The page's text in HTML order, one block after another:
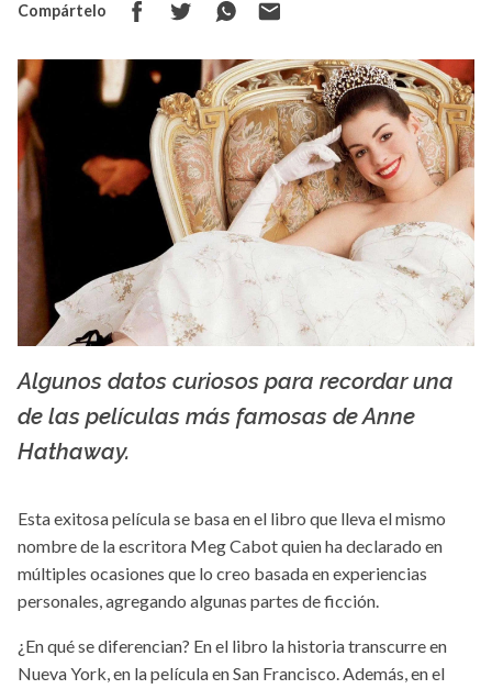
Compártelo
Algunos datos curiosos para recordar una
de las películas más famosas de Anne
Hathaway.
Esta exitosa película se basa en el libro que lleva el mismo
nombre de la escritora Meg Cabot quien ha declarado en
múltiples ocasiones que lo creo basada en experiencias
personales, agregando algunas partes de ficción.
¿En qué se diferencian? En el libro la historia transcurre en
Nueva York, en la película en San Francisco. Además, en el